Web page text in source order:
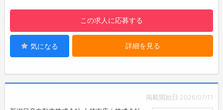
・プライベートも仕事も充実できる環境です♪
【1日の業務の流れ】
・8:30：始業・清掃開始
・8:45：清掃終了・ラジオ体操・朝礼
・9:00：営業開始
この求人に応募する
気になる 詳細を見る
掲載開始日:2026/07/11